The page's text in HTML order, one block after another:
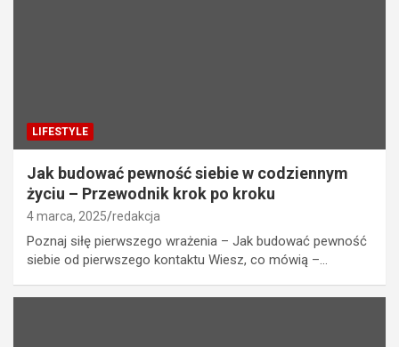
LIFESTYLE
Jak budować pewność siebie w codziennym
życiu – Przewodnik krok po kroku
4 marca, 2025 redakcja
Poznaj siłę pierwszego wrażenia – Jak budować pewność
siebie od pierwszego kontaktu Wiesz, co mówią –…